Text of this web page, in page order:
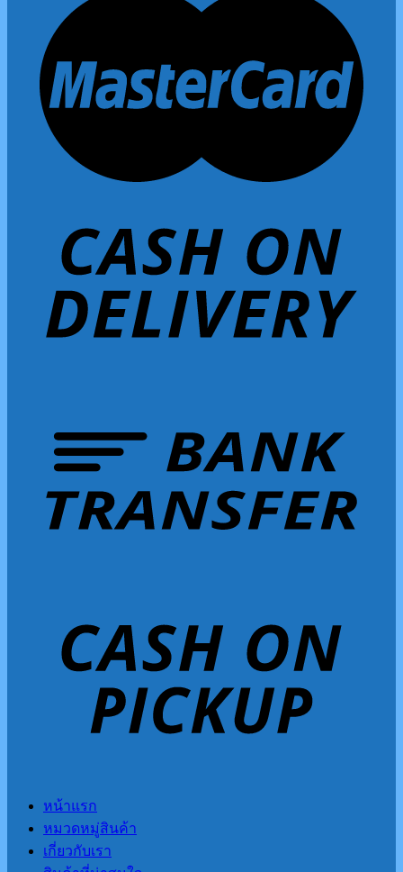
หน้าแรก
หมวดหมู่สินค้า
เกี่ยวกับเรา